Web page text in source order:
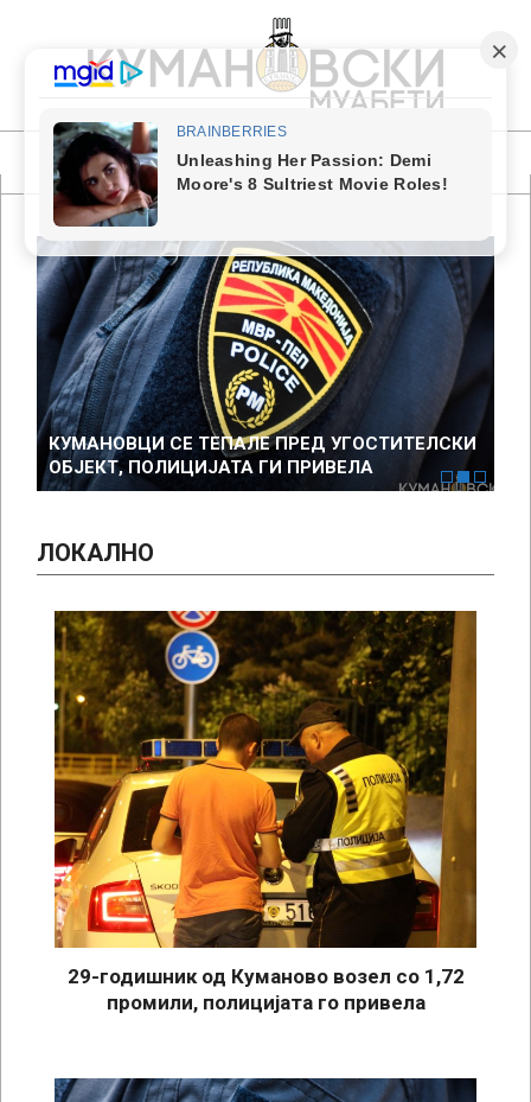
content
КУМАНОВСКИ
МУАБЕТИ
Primary
Navigation
КУМАНОВЦИ СЕ ТЕПАЛЕ ПРЕД УГОСТИТЕЛСКИ
ОБЈЕКТ, ПОЛИЦИЈАТА ГИ ПРИВЕЛА
ЛОКАЛНО
29-годишник од Куманово возел со 1,72
промили, полицијата го привела